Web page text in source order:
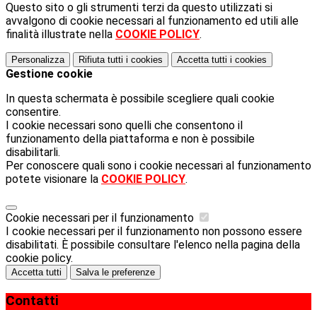
Questo sito o gli strumenti terzi da questo utilizzati si
avvalgono di cookie necessari al funzionamento ed utili alle
finalità illustrate nella COOKIE POLICY.
Personalizza Rifiuta tutti i cookies Accetta tutti i cookies
Gestione cookie
In questa schermata è possibile scegliere quali cookie
consentire.
I cookie necessari sono quelli che consentono il
funzionamento della piattaforma e non è possibile
disabilitarli.
Per conoscere quali sono i cookie necessari al funzionamento
potete visionare la COOKIE POLICY.
Cookie necessari per il funzionamento
I cookie necessari per il funzionamento non possono essere
disabilitati. È possibile consultare l'elenco nella pagina della
cookie policy.
Accetta tutti Salva le preferenze
Contatti